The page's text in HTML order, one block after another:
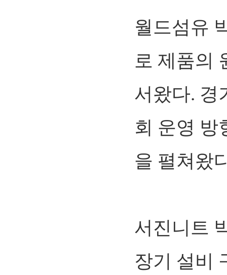
월드섬유
로 제품의
서왔다. 경
회 운영 방
을 펼쳐왔
서진니트
장기 설비